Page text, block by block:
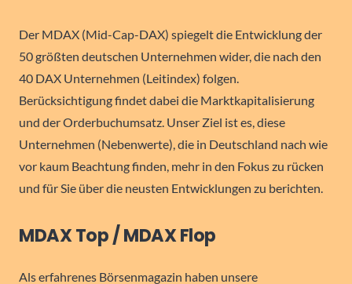
Der MDAX (Mid-Cap-DAX) spiegelt die Entwicklung der
50 größten deutschen Unternehmen wider, die nach den
40 DAX Unternehmen (Leitindex) folgen.
Berücksichtigung findet dabei die Marktkapitalisierung
und der Orderbuchumsatz. Unser Ziel ist es, diese
Unternehmen (Nebenwerte), die in Deutschland nach wie
vor kaum Beachtung finden, mehr in den Fokus zu rücken
und für Sie über die neusten Entwicklungen zu berichten.
MDAX Top / MDAX Flop
Als erfahrenes Börsenmagazin haben unsere